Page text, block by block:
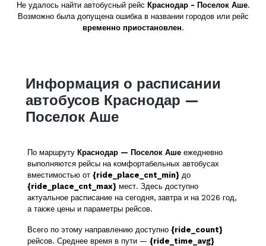
Не удалось найти автобусный рейс Краснодар - Поселок Аше.
Возможно была допущена ошибка в названии городов или рейс
временно приостановлен.
Информация о расписании
автобусов Краснодар —
Поселок Аше
По маршруту Краснодар — Поселок Аше ежедневно
выполняются рейсы на комфортабельных автобусах
вместимостью от {ride_place_cnt_min} до
{ride_place_cnt_max} мест. Здесь доступно
актуальное расписание на сегодня, завтра и на 2026 год,
а также цены и параметры рейсов.
Всего по этому направлению доступно {ride_count}
рейсов. Среднее время в пути — {ride_time_avg}